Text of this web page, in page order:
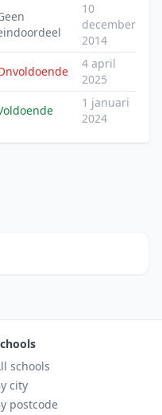
10
december
2014
4 april
2025
1 januari
2024
schools
city
postcode